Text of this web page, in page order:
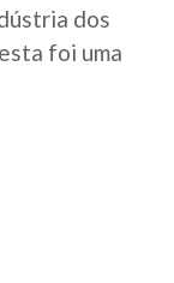
dos
foi uma